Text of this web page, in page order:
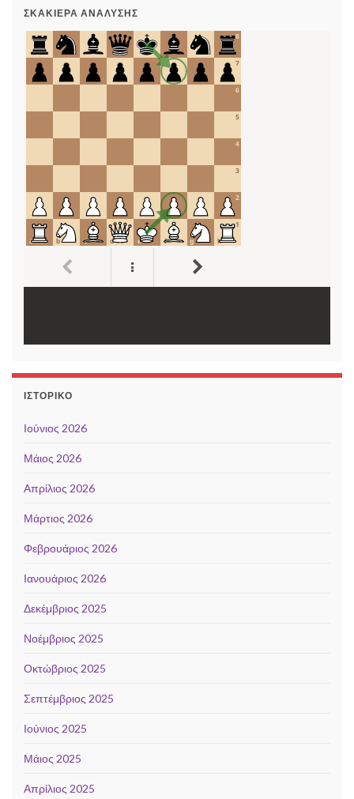
ΣΚΑΚΙΈΡΑ ΑΝΆΛΥΣΗΣ
ΙΣΤΟΡΙΚΌ
Ιούνιος 2026
Μάιος 2026
Απρίλιος 2026
Μάρτιος 2026
Φεβρουάριος 2026
Ιανουάριος 2026
Δεκέμβριος 2025
Νοέμβριος 2025
Οκτώβριος 2025
Σεπτέμβριος 2025
Ιούνιος 2025
Μάιος 2025
Απρίλιος 2025